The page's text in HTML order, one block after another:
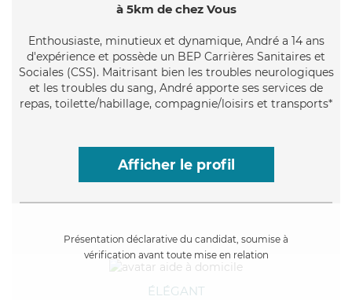
à 5km de chez Vous
Enthousiaste, minutieux et dynamique, André a 14 ans
d'expérience et possède un BEP Carrières Sanitaires et
Sociales (CSS). Maitrisant bien les troubles neurologiques
et les troubles du sang, André apporte ses services de
repas, toilette/habillage, compagnie/loisirs et transports*
Afficher le profil
Présentation déclarative du candidat, soumise à
vérification avant toute mise en relation
ÉLÉGANT